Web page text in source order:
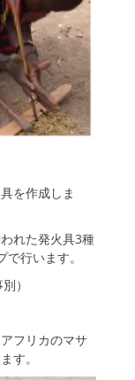
を作成しま
れた発火具3種
行います。
）
フリカのマサ
す。